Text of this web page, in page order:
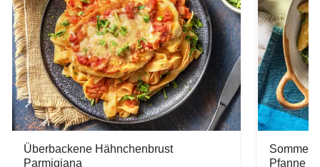
Überbackene Hähnchenbrust
Parmigiana
Pfanne